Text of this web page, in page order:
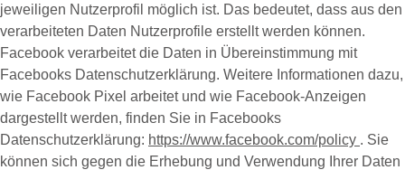
jeweiligen Nutzerprofil möglich ist. Das bedeutet, dass aus den
verarbeiteten Daten Nutzerprofile erstellt werden können.
Facebook verarbeitet die Daten in Übereinstimmung mit
Facebooks Datenschutzerklärung. Weitere Informationen dazu,
wie Facebook Pixel arbeitet und wie Facebook-Anzeigen
dargestellt werden, finden Sie in Facebooks
Datenschutzerklärung: https://www.facebook.com/policy . Sie
können sich gegen die Erhebung und Verwendung Ihrer Daten